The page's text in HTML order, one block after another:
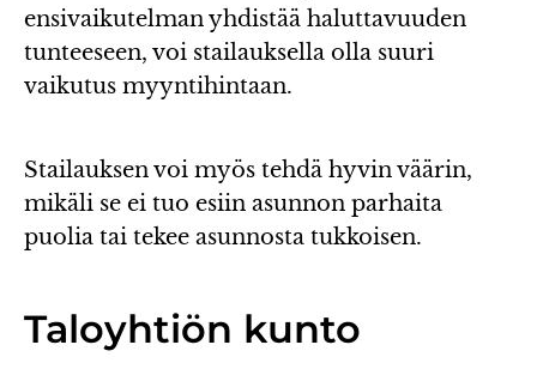
ensivaikutelman yhdistää haluttavuuden
tunteeseen, voi stailauksella olla suuri
vaikutus myyntihintaan.
Stailauksen voi myös tehdä hyvin väärin,
mikäli se ei tuo esiin asunnon parhaita
puolia tai tekee asunnosta tukkoisen.
Taloyhtiön kunto